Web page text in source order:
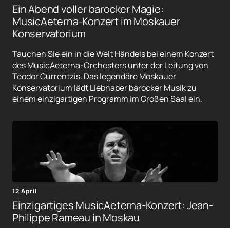
Ein Abend voller barocker Magie:
MusicAeterna-Konzert im Moskauer
Konservatorium
Tauchen Sie ein in die Welt Händels bei einem Konzert
des MusicAeterna-Orchesters unter der Leitung von
Teodor Currentzis. Das legendäre Moskauer
Konservatorium lädt Liebhaber barocker Musik zu
einem einzigartigen Programm im Großen Saal ein.
12 April
Einzigartiges MusicAeterna-Konzert: Jean-
Philippe Rameau in Moskau